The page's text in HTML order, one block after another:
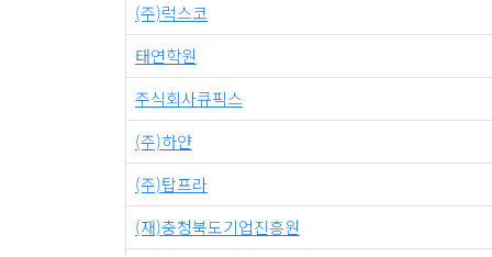
(주)럭스코
태연학원
주식회사큐픽스
(주)하얀
(주)탑프라
(재)충청북도기업진흥원